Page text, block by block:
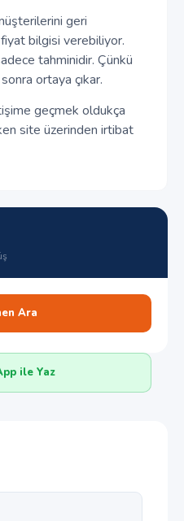
geri
bilgisi verebiliyor.
tahminidir. Çünkü
ortaya çıkar.
geçmek oldukça
site üzerinden irtibat
Ara
ile Yaz